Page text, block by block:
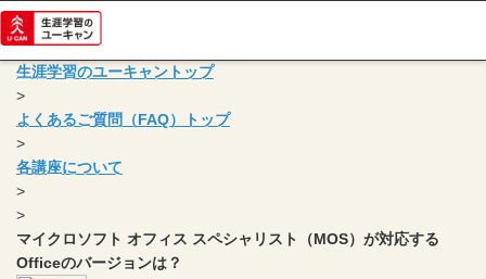
生涯学習のユーキャントップ
>
よくあるご質問（FAQ）トップ
>
各講座について
>
>
マイクロソフト オフィス スペシャリスト（MOS）が対応する
Officeのバージョンは？